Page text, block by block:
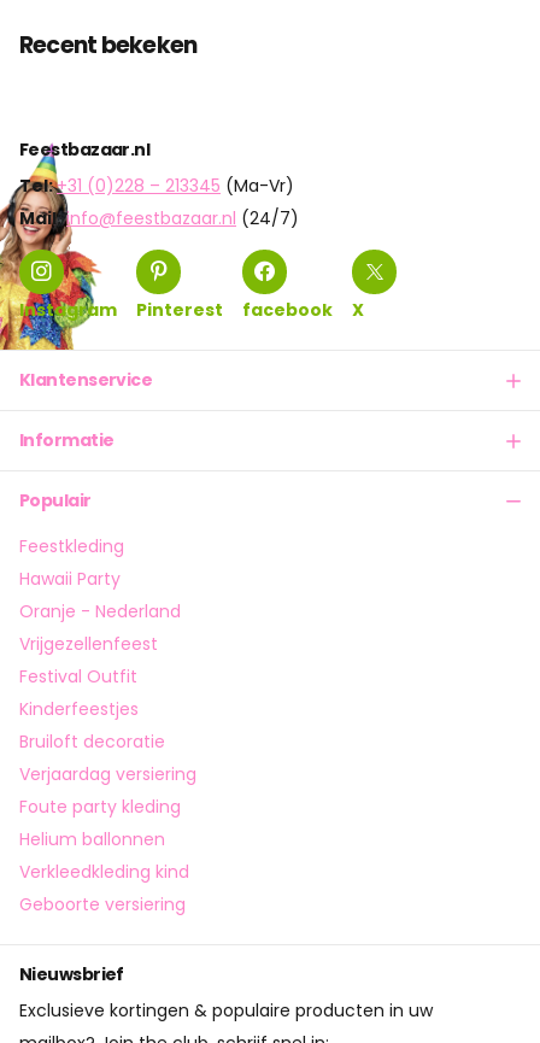
Recent bekeken
Feestbazaar.nl
Tel:+31 (0)228 – 213345 (Ma-Vr)
Mail: info@feestbazaar.nl (24/7)
Instagram Pinterest facebook X
Klantenservice
Informatie
Populair
Feestkleding
Hawaii Party
Oranje - Nederland
Vrijgezellenfeest
Festival Outfit
Kinderfeestjes
Bruiloft decoratie
Verjaardag versiering
Foute party kleding
Helium ballonnen
Verkleedkleding kind
Geboorte versiering
Nieuwsbrief
Exclusieve kortingen & populaire producten in uw